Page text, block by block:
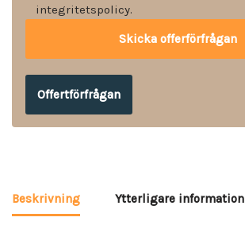
integritetspolicy.
Offertförfrågan
Beskrivning Ytterligare information